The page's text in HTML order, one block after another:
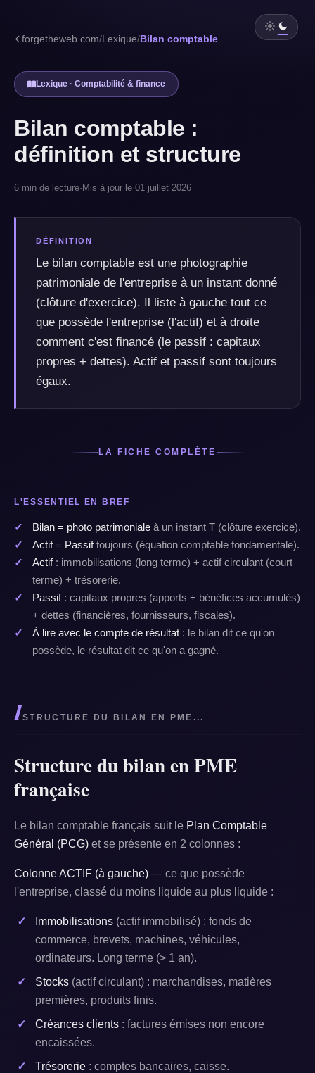
forgetheweb.com/Lexique/ Bilan comptable
Lexique · Comptabilité & finance
Bilan comptable :
définition et structure
6 min de lecture· Mis à jour le 01 juillet 2026
DÉFINITION
Le bilan comptable est une photographie
patrimoniale de l'entreprise à un instant donné
(clôture d'exercice). Il liste à gauche tout ce
que possède l'entreprise (l'actif) et à droite
comment c'est financé (le passif : capitaux
propres + dettes). Actif et passif sont toujours
égaux.
LA FICHE COMPLÈTE
L'ESSENTIEL EN BREF
Bilan = photo patrimoniale à un instant T (clôture exercice).
Actif = Passiftoujours (équation comptable fondamentale).
Actif: immobilisations (long terme) + actif circulant (court
terme) + trésorerie.
Passif: capitaux propres (apports + bénéfices accumulés)
+ dettes (financières, fournisseurs, fiscales).
À lire avec le compte de résultat : le bilan dit ce qu'on
possède, le résultat dit ce qu'on a gagné.
ISTRUCTURE DU BILAN EN PME...
Structure du bilan en PME
française
Le bilan comptable français suit le Plan Comptable
Général (PCG) et se présente en 2 colonnes :
Colonne ACTIF (à gauche) — ce que possède
l'entreprise, classé du moins liquide au plus liquide :
Immobilisations (actif immobilisé) : fonds de
commerce, brevets, machines, véhicules,
ordinateurs. Long terme (> 1 an).
Stocks (actif circulant) : marchandises, matières
premières, produits finis.
Créances clients : factures émises non encore
encaissées.
Trésorerie : comptes bancaires, caisse.